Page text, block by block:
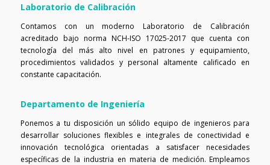
Laboratorio de Calibración
Contamos con un moderno Laboratorio de Calibración
acreditado bajo norma NCH-ISO 17025-2017 que cuenta con
tecnología del más alto nivel en patrones y equipamiento,
procedimientos validados y personal altamente calificado en
constante capacitación.
Departamento de Ingeniería
Ponemos a tu disposición un sólido equipo de ingenieros para
desarrollar soluciones flexibles e integrales de conectividad e
innovación tecnológica orientadas a satisfacer necesidades
específicas de la industria en materia de medición. Empleamos